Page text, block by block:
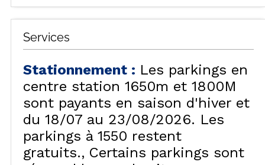
Services
Stationnement : Les parkings en
centre station 1650m et 1800M
sont payants en saison d'hiver et
du 18/07 au 23/08/2026. Les
parkings à 1550 restent
gratuits.
Certains parkings sont